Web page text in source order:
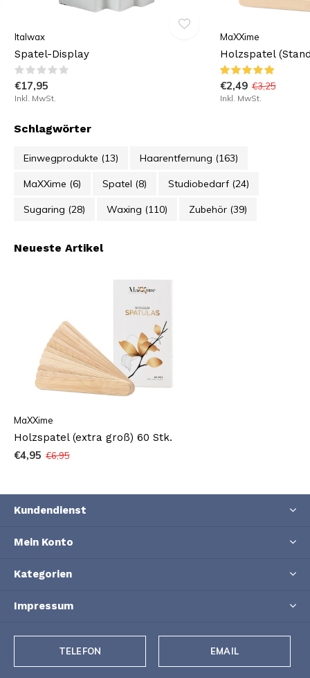
Italwax
Spatel-Display
€17,95
Inkl. MwSt.
MaXXime
Holzspatel
€2,49 €3,25
Inkl. MwSt.
Schlagwörter
Einwegprodukte (13) Haarentfernung (163)
MaXXime (6) Spatel (8) Studiobedarf (24)
Sugaring (28) Waxing (110) Zubehör (39)
Neueste Artikel
MaXXime
Holzspatel (extra groß) 60 Stk.
€4,95 €6,95
Kundendienst
Mein Konto
Kategorien
Impressum
TELEFON EMAIL